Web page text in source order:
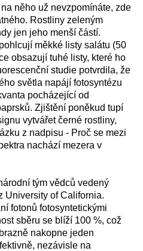
něho už nevzpomínáte, zde
Rostliny zeleným
jen jeho menší částí.
měkké listy salátu (50
obsazují tuhé listy, které ho
studie potvrdila, že
světla napájí fotosyntézu
pocházející od
Zjištění poněkud tupí
vytvářet černé rostliny,
z nadpisu - Proč se mezi
nachází mezera v
tým vědců vedený
University of California.
fotonů fotosyntetickými
sběru se blíží 100 %, což
nakopne jeden
nezávisle na